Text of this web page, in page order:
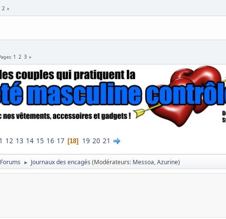
2
1 2 3
12 13 14 15 16 17 18 19 20 21
Forums ► Journaux des encagés (Modérateurs: Messoa,Azurine)